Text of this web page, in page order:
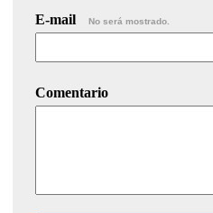
E-mail No será mostrado.
Comentario